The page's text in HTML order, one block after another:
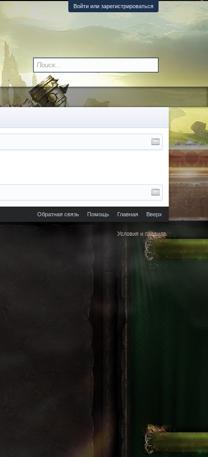
Войти или зарегистрироваться
Обратная связь Помощь Главная Вверх
Условия и правила